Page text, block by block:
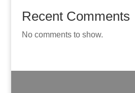
Recent Comments
No comments to show.